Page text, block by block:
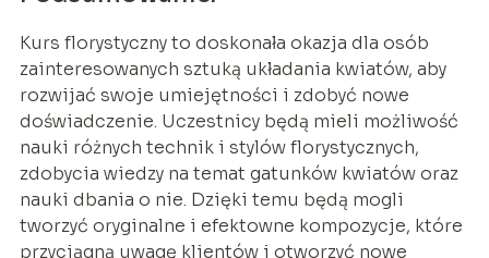
Kurs florystyczny to doskonała okazja dla osób
zainteresowanych sztuką układania kwiatów, aby
rozwijać swoje umiejętności i zdobyć nowe
doświadczenie. Uczestnicy będą mieli możliwość
nauki różnych technik i stylów florystycznych,
zdobycia wiedzy na temat gatunków kwiatów oraz
nauki dbania o nie. Dzięki temu będą mogli
tworzyć oryginalne i efektowne kompozycje, które
przyciągną uwagę klientów i otworzyć nowe